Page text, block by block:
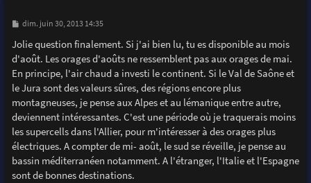
M
s
s
a
e
dim. juin 30, 2013 14:35
Jolie question finalement. Si j'ai bien lu, tu es disponible au mois
d'août. Les orages d'aoûts ne ressemblent pas aux orages de mai.
En principe, l'air chaud a investi le continent. Si le Val de Saône et
le Jura sont des valeurs sûres, des régions encore plus
montagneuses, je pense aux Alpes et au lémanique entre autre,
deviennent intéressantes. C'est une période où je traquerais moins
les supercells dans l'Allier, pour m'intéresser à des orages plus
électriques. A compter de mi- août, le sud se réveille, je pense au
bassin méditerranéen notamment. A l'étranger, l'Italie et l'Espagne
sont de bonnes destinations.